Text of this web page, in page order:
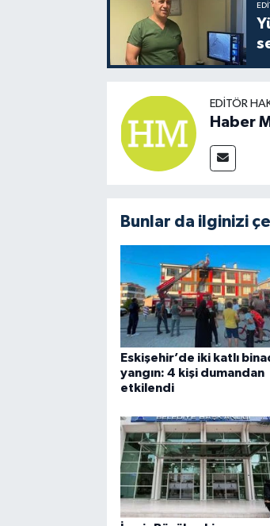
EDITÖR
Haber
Bunlar da ilginizi
Eskişehir’de iki katlı
yangın: 4 kişi dumandan
etkilendi